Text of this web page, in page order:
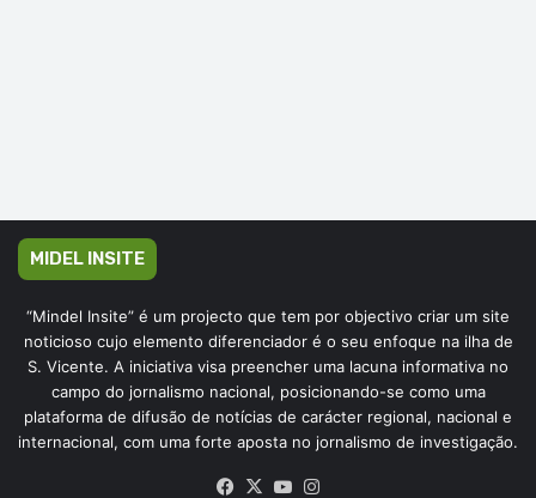
MIDEL INSITE
“Mindel Insite” é um projecto que tem por objectivo criar um site
noticioso cujo elemento diferenciador é o seu enfoque na ilha de
S. Vicente. A iniciativa visa preencher uma lacuna informativa no
campo do jornalismo nacional, posicionando-se como uma
plataforma de difusão de notícias de carácter regional, nacional e
internacional, com uma forte aposta no jornalismo de investigação.
Facebook
X YouTube